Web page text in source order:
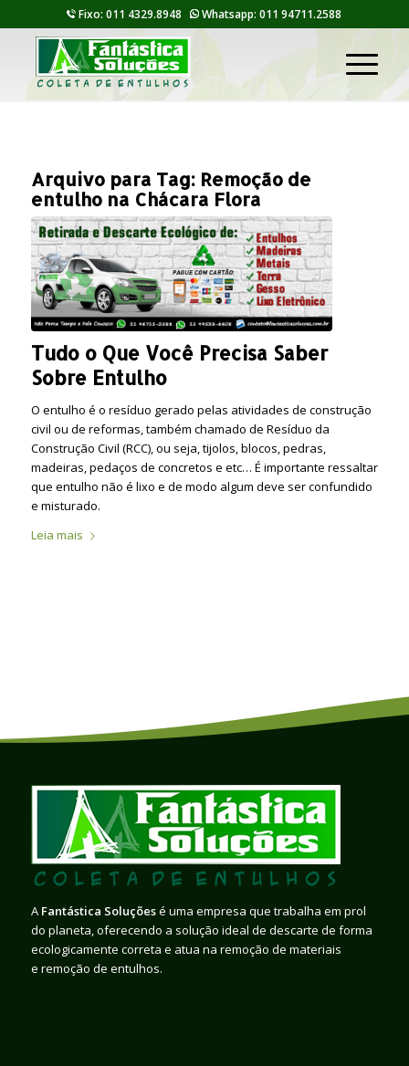
Fixo: 011 4329.8948 Whatsapp: 011 94711.2588
Arquivo para Tag: Remoção de
entulho na Chácara Flora
Tudo o Que Você Precisa Saber
Sobre Entulho
O entulho é o resíduo gerado pelas atividades de construção
civil ou de reformas, também chamado de Resíduo da
Construção Civil (RCC), ou seja, tijolos, blocos, pedras,
madeiras, pedaços de concretos e etc… É importante ressaltar
que entulho não é lixo e de modo algum deve ser confundido
e misturado.
Leia mais
A Fantástica Soluçõesé uma empresa que trabalha em prol
do planeta, oferecendo a solução ideal de descarte de forma
ecologicamente correta e atua na remoção de materiais
e remoção de entulhos.